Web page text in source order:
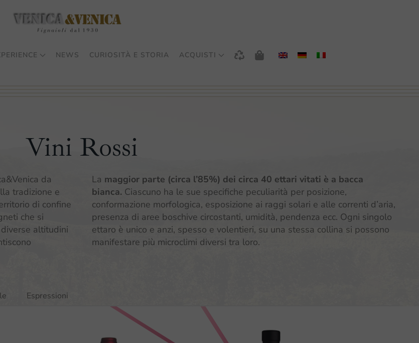
NEWS CURIOSITÀ E STORIA ACQUISTI
Vini Rossi
da
tradizione e
di confine
che si
altitudini
La maggior parte (circa l’85%) dei circa 40 ettari vitati è a bacca
bianca. Ciascuno ha le sue specifiche peculiarità per posizione,
conformazione morfologica, esposizione ai raggi solari e alle correnti d’aria,
presenza di aree boschive circostanti, umidità, pendenza ecc. Ogni singolo
ettaro è unico e anzi, spesso e volentieri, su una stessa collina si possono
manifestare più microclimi diversi tra loro.
Espressioni